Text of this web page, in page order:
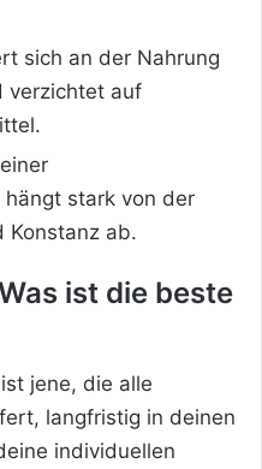
sich an der Nahrung
verzichtet auf
hängt stark von der
Konstanz ab.
ist die beste
jene, die alle
langfristig in deinen
individuellen